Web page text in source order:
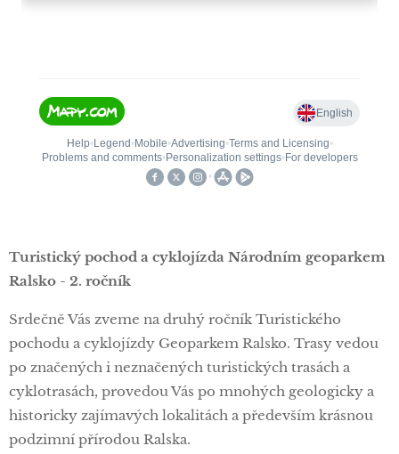
Turistický pochod a cyklojízda Národním geoparkem
Ralsko - 2. ročník
Srdečně Vás zveme na druhý ročník Turistického
pochodu a cyklojízdy Geoparkem Ralsko. Trasy vedou
po značených i neznačených turistických trasách a
cyklotrasách, provedou Vás po mnohých geologicky a
historicky zajímavých lokalitách a především krásnou
podzimní přírodou Ralska.